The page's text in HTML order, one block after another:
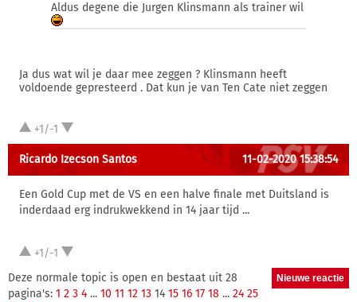
Aldus degene die Jurgen Klinsmann als trainer wil
Ja dus wat wil je daar mee zeggen ? Klinsmann heeft
voldoende gepresteerd . Dat kun je van Ten Cate niet zeggen
+1/-1
Ricardo Izecson Santos 11-02-2020 15:38:54
Een Gold Cup met de VS en een halve finale met Duitsland is
inderdaad erg indrukwekkend in 14 jaar tijd ...
+1/-1
Deze normale topic is open en bestaat uit 28
pagina's: 1 2 3 4 ... 10 11 12 13 14 15 16 17 18 ... 24 25